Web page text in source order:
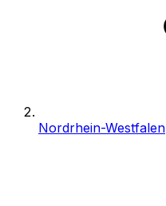
Nordrhein-Westfalen